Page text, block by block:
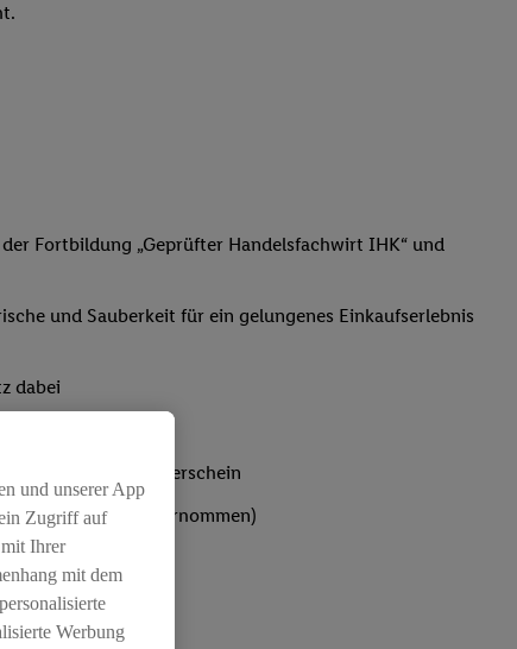
Fortbildung „Geprüfter Handelsfachwirt IHK“ und
und Sauberkeit für ein gelungenes Einkaufserlebnis
dabei
du den IHK-Ausbilderschein
von Lidl übernommen)
und unserer App
Zugriff auf
Ihrer
mit dem
Werbung